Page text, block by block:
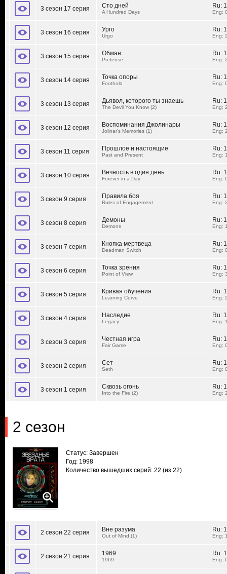
3 сезон 17 серия Сто дней
A Hundred Days
Ru:
Eng:
3 сезон 16 серия Урго
Urgo
Ru:
Eng:
3 сезон 15 серия Обман
Pretense
Ru:
Eng:
3 сезон 14 серия Точка опоры
Foothold
Ru:
Eng:
3 сезон 13 серия Дьявол, которого ты знаешь
The Devil You Know (2)
Ru:
Eng:
3 сезон 12 серия Воспоминания Джолинары
Jolinar's Memories (1)
Ru:
Eng:
3 сезон 11 серия Прошлое и настоящие
Past and Present
Ru:
Eng:
3 сезон 10 серия Вечность в один день
Forever in a Day
Ru:
Eng:
3 сезон 9 серия Правила боя
Rules of Engagement
Ru:
Eng:
3 сезон 8 серия Демоны
Demons
Ru:
Eng:
3 сезон 7 серия Кнопка мертвеца
Deadman Switch
Ru:
Eng:
3 сезон 6 серия Точка зрения
Point of View
Ru:
Eng:
3 сезон 5 серия Кривая обучения
Learning Curve
Ru:
Eng:
3 сезон 4 серия Наследие
Legacy
Ru:
Eng:
3 сезон 3 серия Честная игра
Fair Game
Ru:
Eng:
3 сезон 2 серия Сет
Seth
Ru:
Eng:
3 сезон 1 серия Сквозь огонь
Into the Fire (2)
Ru:
Eng:
2 сезон
Статус: Завершен
Год: 1998
Количество вышедших серий: 22 (из 22)
2 сезон 22 серия Вне разума
Out of Mind (1)
Ru:
Eng:
2 сезон 21 серия 1969
1969
Ru:
Eng: